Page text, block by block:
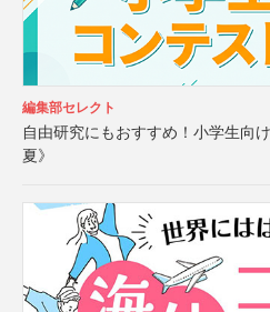
編集部セレクト
自由研究にもおすすめ！小学生向
夏》